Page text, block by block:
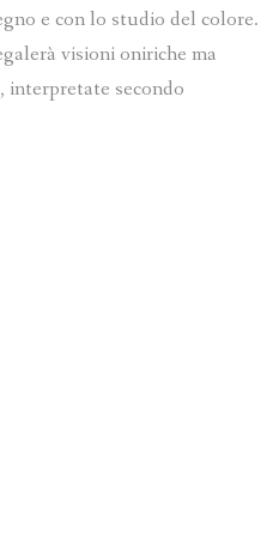
e con lo studio del colore.
visioni oniriche ma
interpretate secondo